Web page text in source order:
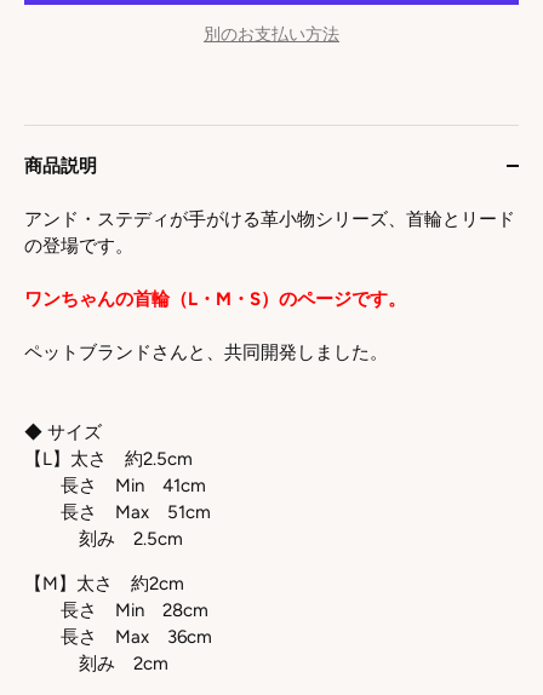
別のお支払い方法
商品説明
アンド・ステディが手がける革小物シリーズ、首輪とリード
の登場です。
ワンちゃんの首輪（L・M・S）のページです。
ペットブランドさんと、共同開発しました。
◆ サイズ
【L】太さ 約2.5cm
長さ Min 41cm
長さ Max 51cm
刻み 2.5cm
【M】太さ 約2cm
長さ Min 28cm
長さ Max 36cm
刻み 2cm